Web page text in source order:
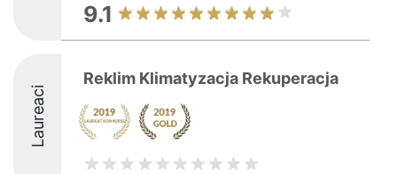
9.1
Laureaci
Reklim Klimatyzacja Rekuperacja